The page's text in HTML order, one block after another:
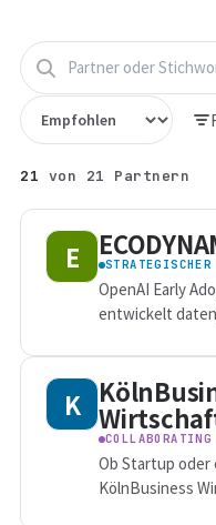
21 von 21 Partnern
E STRATEGISCHER
OpenAI Early
entwickelt
K
COLLABORATING
Ob Startup
KölnBusiness